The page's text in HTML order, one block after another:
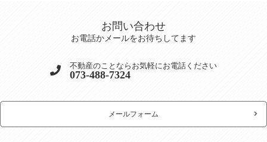
お問い合わせ
お電話かメールをお待ちしてます
不動産のことならお気軽にお電話ください
073-488-7324
メールフォーム